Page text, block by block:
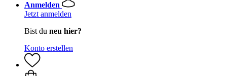
Anmelden
Jetzt anmelden
Bist du neu hier?
Konto erstellen